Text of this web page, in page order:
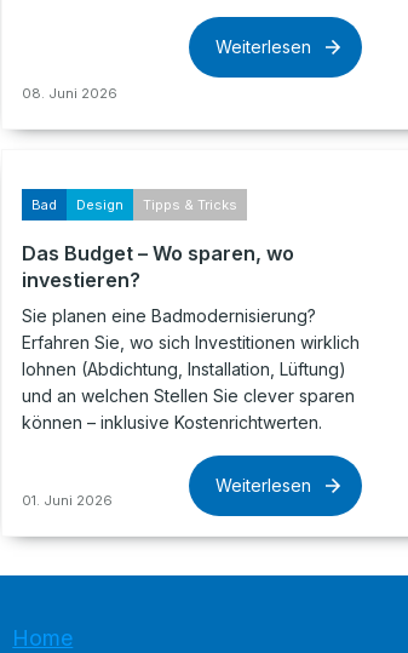
08. Juni 2026
Weiterlesen
Bad Design Tipps & Tricks
Das Budget – Wo sparen, wo
investieren?
Sie planen eine Badmodernisierung?
Erfahren Sie, wo sich Investitionen wirklich
lohnen (Abdichtung, Installation, Lüftung)
und an welchen Stellen Sie clever sparen
können – inklusive Kostenrichtwerten.
01. Juni 2026
Weiterlesen
Home